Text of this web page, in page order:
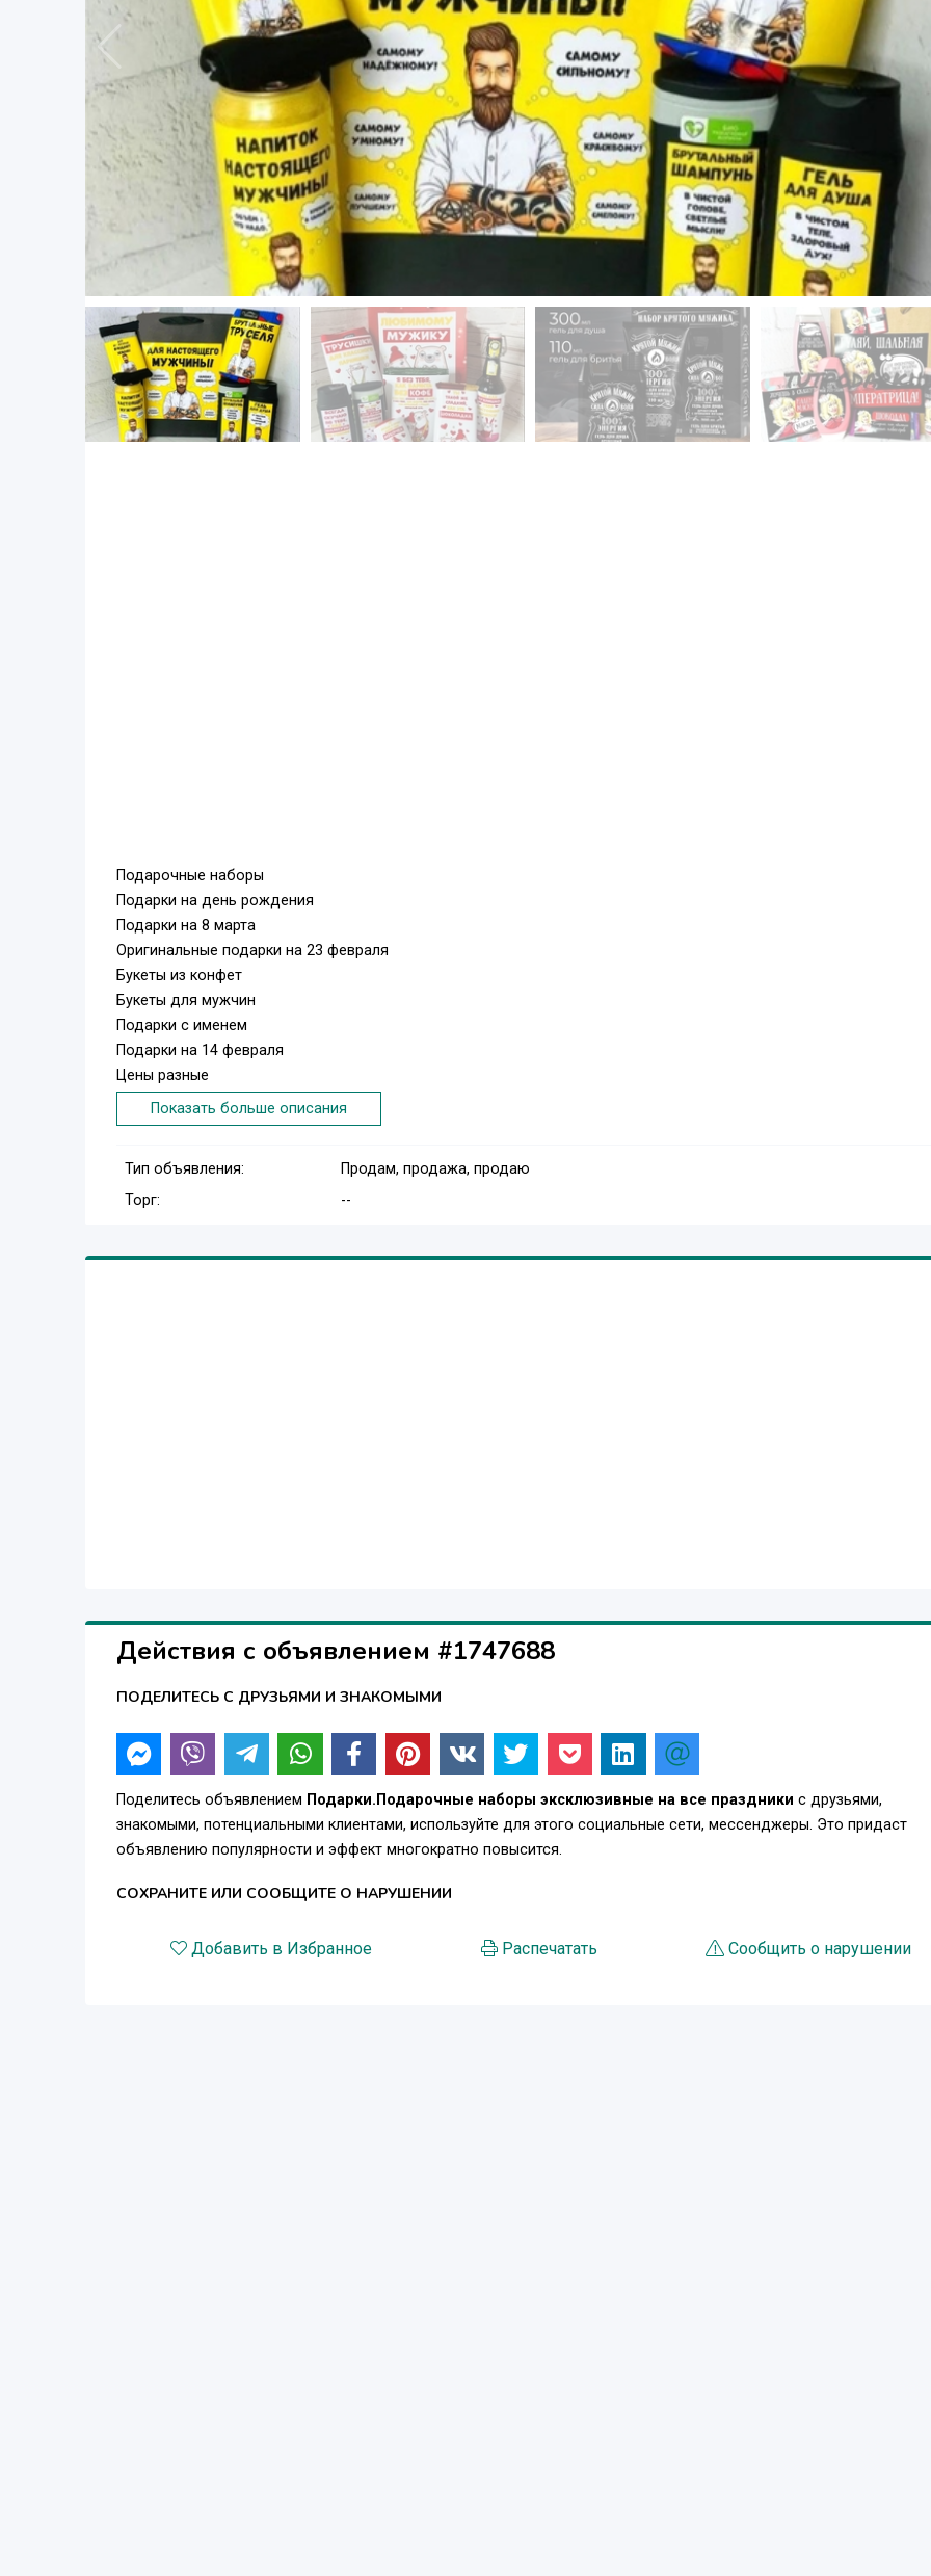
Подарочные наборы
Подарки на день рождения
Подарки на 8 марта
Оригинальные подарки на 23 февраля
Букеты из конфет
Букеты для мужчин
Подарки с именем
Подарки на 14 февраля
Цены разные
https://t.me/tutpodarkiiuz
Показать больше описания
Тип объявления:
Продам, продажа, продаю
Торг:
--
Действия с объявлением #1747688
ПОДЕЛИТЕСЬ С ДРУЗЬЯМИ И ЗНАКОМЫМИ
Поделитесь объявлением Подарки.Подарочные наборы эксклюзивные на все праздники с друзьями,
знакомыми, потенциальными клиентами, используйте для этого социальные сети, мессенджеры. Это придаст
объявлению популярности и эффект многократно повысится.
СОХРАНИТЕ ИЛИ СООБЩИТЕ О НАРУШЕНИИ
Добавить в Избранное Распечатать Сообщить о нарушении